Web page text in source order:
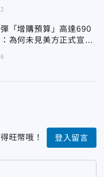
「增購預算」高達690
為何未見美方正式宣
旺幣哦！ 登入留言